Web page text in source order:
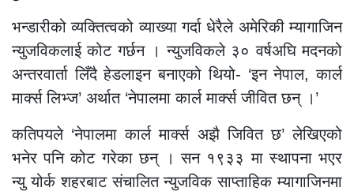
भन्डारीको व्यक्तित्वको व्याख्या गर्दा धेरैले अमेरिकी म्यागाजिन
न्युजविकलाई कोट गर्छन । न्युजविकले ३० वर्षअघि मदनको
अन्तरवार्ता लिँदै हेडलाइन बनाएको थियो- ‘इन नेपाल, कार्ल
मार्क्स लिभ्ज’ अर्थात ‘नेपालमा कार्ल मार्क्स जीवित छन् ।’
कतिपयले ‘नेपालमा कार्ल मार्क्स अझै जिवित छ’ लेखिएको
भनेर पनि कोट गरेका छन् । सन १९३३ मा स्थापना भएर
न्यु योर्क शहरबाट संचालित न्युजविक साप्ताहिक म्यागाजिनमा